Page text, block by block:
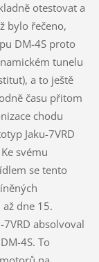
otestovat a
bylo řečeno,
DM-4S proto
tunelu
a to ještě
času přitom
chodu
Jaku-7VRD
svému
se tento
dne 15.
absolvoval
4S. To